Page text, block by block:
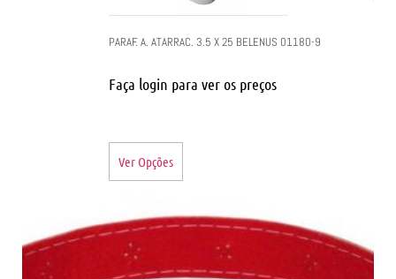
PARAF. A. ATARRAC. 3.5 X 25 BELENUS 01180-9
Faça login para ver os preços
Ver Opções